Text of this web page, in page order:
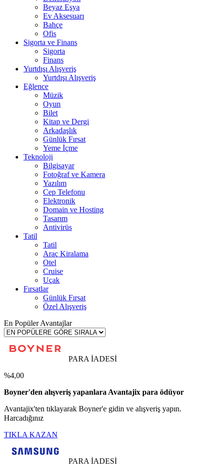
Beyaz Eşya
Ev Aksesuarı
Bahçe
Ofis
Sigorta ve Finans
Sigorta
Finans
Yurtdışı Alışveriş
Yurtdışı Alışveriş
Eğlence
Müzik
Oyun
Bilet
Kitap ve Dergi
Arkadaşlık
Günlük Fırsat
Yeme İçme
Teknoloji
Bilgisayar
Fotoğraf ve Kamera
Yazılım
Cep Telefonu
Elektronik
Domain ve Hosting
Tasarım
Antivirüs
Tatil
Tatil
Araç Kiralama
Otel
Cruise
Uçak
Fırsatlar
Günlük Fırsat
Özel Alışveriş
En Popüler Avantajlar
PARA İADESİ
%4,00
Boyner'den alışveriş yapanlara Avantajix para ödüyor
Avantajix'ten tıklayarak Boyner'e gidin ve alışveriş yapın.
Harcadığınız
TIKLA KAZAN
PARA İADESİ